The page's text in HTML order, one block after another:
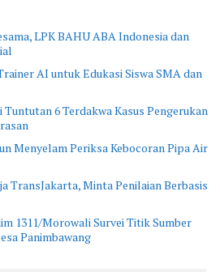
LPK BAHU ABA Indonesia dan
AI untuk Edukasi Siswa SMA dan
6 Terdakwa Kasus Pengerukan
Menyelam Periksa Kebocoran Pipa Air
TransJakarta, Minta Penilaian Berbasis
1311/Morowali Survei Titik Sumber
Panimbawang